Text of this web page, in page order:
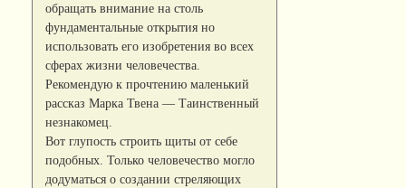
обращать внимание на столь
фундаментальные открытия но
использовать его изобретения во всех
сферах жизни человечества.
Рекомендую к прочтению маленький
рассказ Марка Твена — Таинственный
незнакомец.
Вот глупость строить щиты от себе
подобных. Только человечество могло
додуматься о создании стреляющих